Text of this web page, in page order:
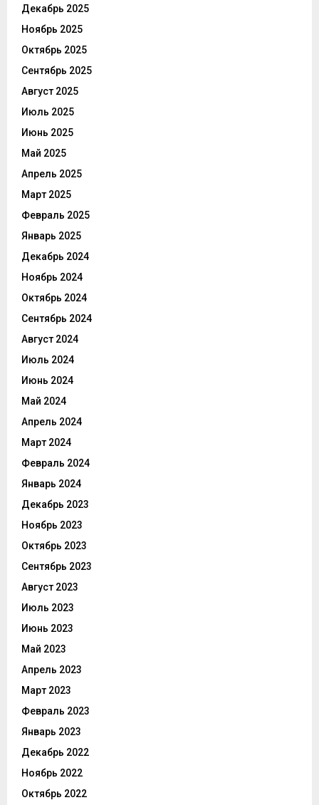
Декабрь 2025
Ноябрь 2025
Октябрь 2025
Сентябрь 2025
Август 2025
Июль 2025
Июнь 2025
Май 2025
Апрель 2025
Март 2025
Февраль 2025
Январь 2025
Декабрь 2024
Ноябрь 2024
Октябрь 2024
Сентябрь 2024
Август 2024
Июль 2024
Июнь 2024
Май 2024
Апрель 2024
Март 2024
Февраль 2024
Январь 2024
Декабрь 2023
Ноябрь 2023
Октябрь 2023
Сентябрь 2023
Август 2023
Июль 2023
Июнь 2023
Май 2023
Апрель 2023
Март 2023
Февраль 2023
Январь 2023
Декабрь 2022
Ноябрь 2022
Октябрь 2022